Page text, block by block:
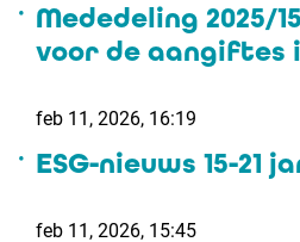
Mededeling 2025/
voor de aangiftes
feb 11, 2026, 16:19
ESG-nieuws 15-21
feb 11, 2026, 15:45